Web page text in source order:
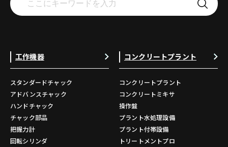
工作機器
スタンダードチャック
アドバンスチャック
ハンドチャック
チャック部品
把握力計
回転シリンダ
コンクリートプラント
コンクリートプラント
コンクリートミキサ
操作盤
プラント水処理設備
プラント付帯設備
トリートメントプロ